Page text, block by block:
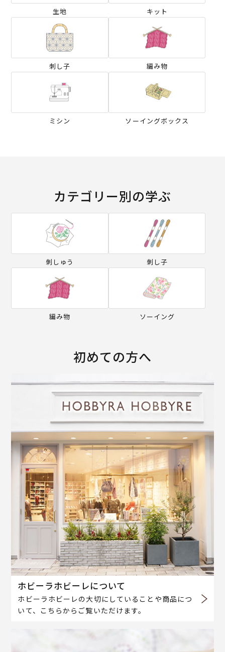
生地 キット
刺し子 編み物
ミシン ソーイングボックス
カテゴリー別の学ぶ
刺しゅう 刺し子
編み物 ソーイング
初めての方へ
ホビーラホビーレについて
ホビーラホビーレの大切にしていることや商品につ
いて、こちらからご覧いただけます。